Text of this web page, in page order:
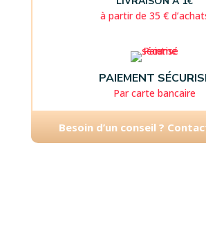
à partir de 35 €
PAIEMENT
Par carte bancaire
Besoin d’un conseil ?